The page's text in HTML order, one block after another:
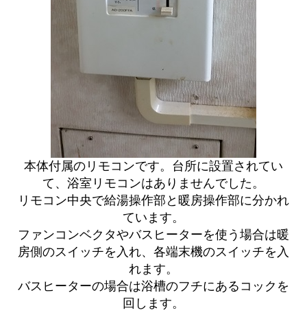
本体付属のリモコンです。台所に設置されてい
て、浴室リモコンはありませんでした。
リモコン中央で給湯操作部と暖房操作部に分かれ
ています。
ファンコンベクタやバスヒーターを使う場合は暖
房側のスイッチを入れ、各端末機のスイッチを入
れます。
バスヒーターの場合は浴槽のフチにあるコックを
回します。